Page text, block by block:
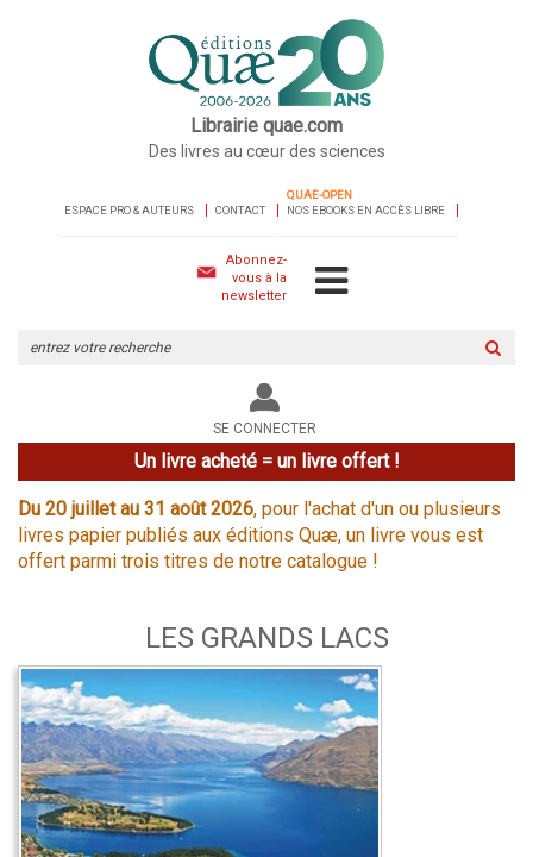
Librairie quae.com
Des livres au cœur des sciences
ESPACE PRO & AUTEURS CONTACT
QUAE-OPEN
NOS EBOOKS EN ACCÈS LIBRE
Abonnez-
vous à la
newsletter
le
site
SE CONNECTER
Un livre acheté = un livre offert !
Du 20 juillet au 31 août 2026, pour l'achat d'un ou plusieurs
livres papier publiés aux éditions Quæ, un livre vous est
offert parmi trois titres de notre catalogue !
LES GRANDS LACS